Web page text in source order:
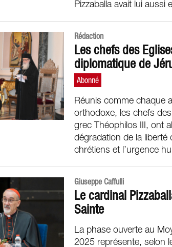
Pizzaballa avait lui aussi
Rédaction
Les chefs des
diplomatique de
Réunis comme chaque
orthodoxe, les chefs
grec Théophilos III, ont
dégradation de la liberté
chrétiens et l’urgence
Giuseppe Caffulli
Le cardinal
Sainte
La phase ouverte au
2025 représente, selon